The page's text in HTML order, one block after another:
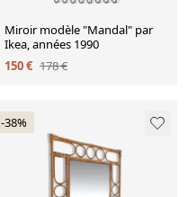
Miroir modèle "Mandal" par
Ikea, années 1990
150 € 178 €
-38%